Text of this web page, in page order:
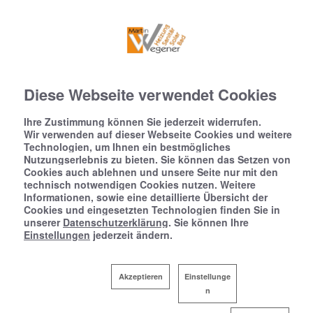
Diese Webseite verwendet Cookies
Ihre Zustimmung können Sie jederzeit widerrufen.
Wir verwenden auf dieser Webseite Cookies und weitere
Technologien, um Ihnen ein bestmögliches
Nutzungserlebnis zu bieten. Sie können das Setzen von
Cookies auch ablehnen und unsere Seite nur mit den
technisch notwendigen Cookies nutzen. Weitere
Informationen, sowie eine detaillierte Übersicht der
Cookies und eingesetzten Technologien finden Sie in
unserer Datenschutzerklärung. Sie können Ihre
Einstellungen jederzeit ändern.
Akzeptieren
Einstellunge
n